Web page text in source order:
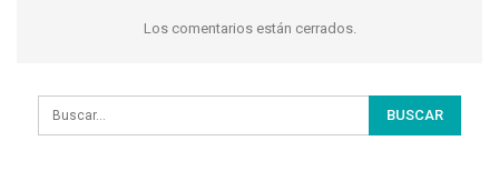
Los comentarios están cerrados.